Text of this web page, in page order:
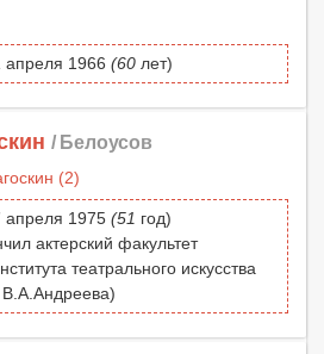
апреля 1966 (60 лет)
/ Белоусов
апреля 1975 (51 год)
актерский факультет
театрального искусства